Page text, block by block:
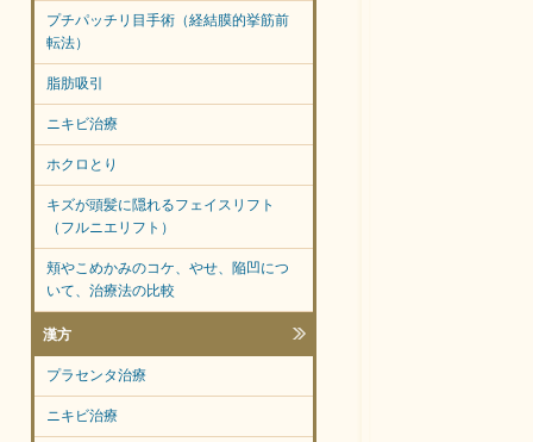
プチパッチリ目手術（経結膜的挙筋前
転法）
脂肪吸引
ニキビ治療
ホクロとり
キズが頭髪に隠れるフェイスリフト
（フルニエリフト）
頬やこめかみのコケ、やせ、陥凹につ
いて、治療法の比較
漢方
プラセンタ治療
ニキビ治療